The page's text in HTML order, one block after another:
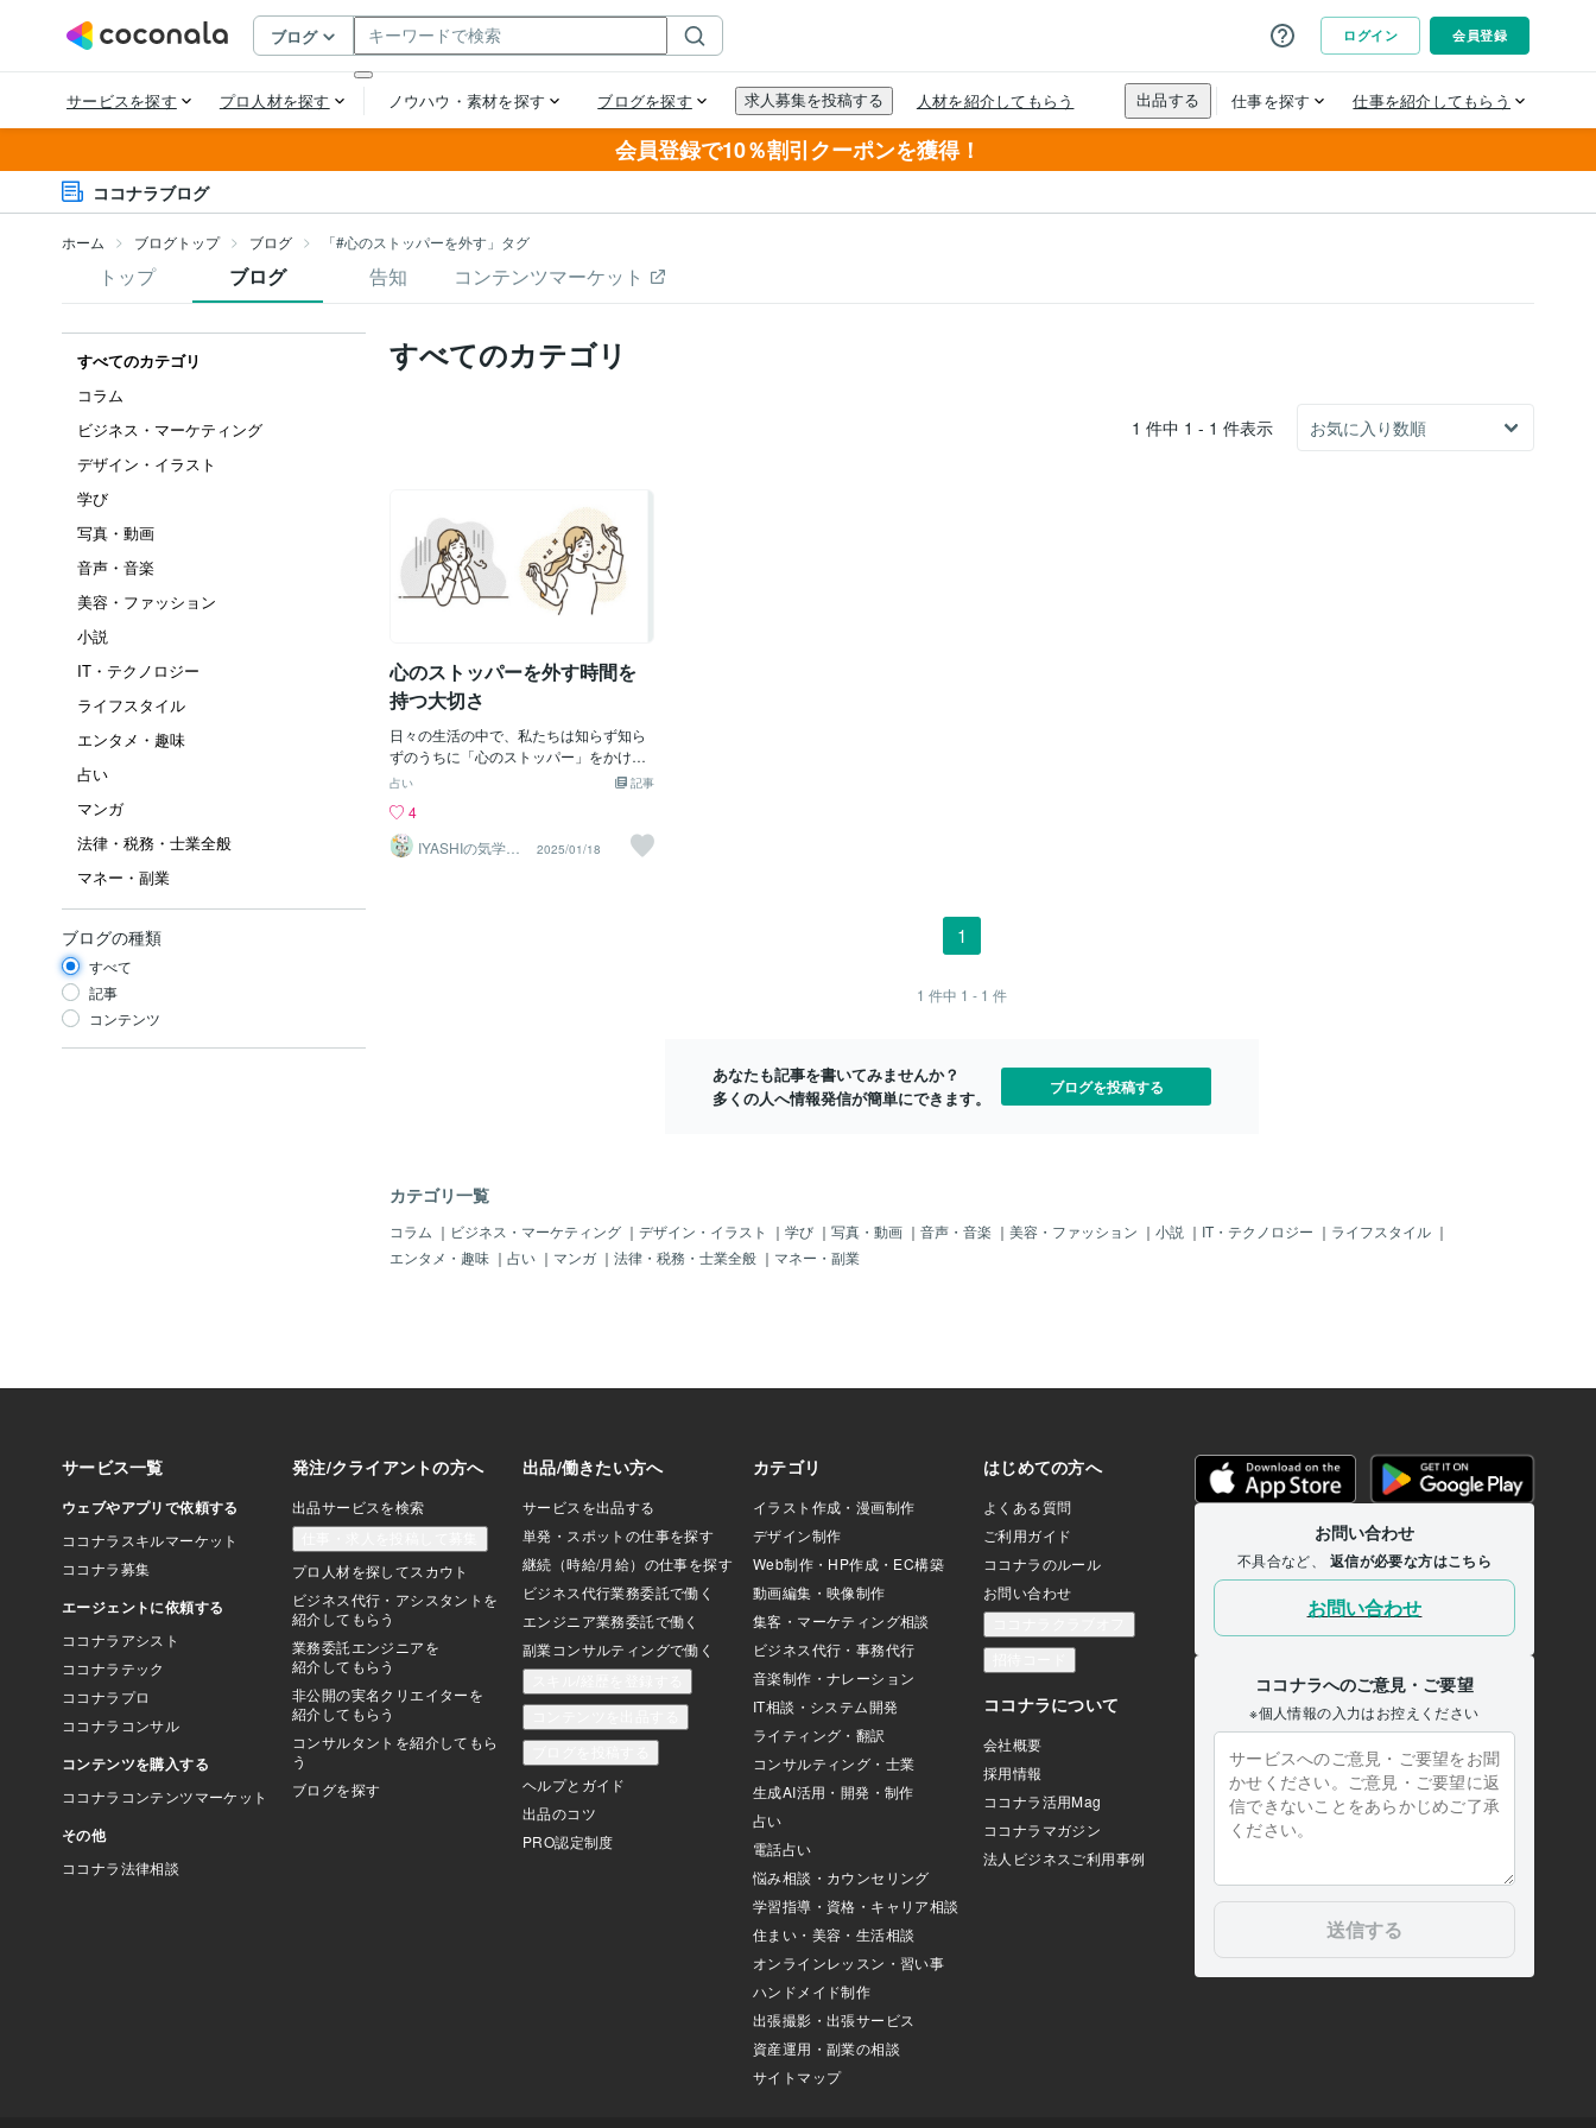
会員登録で10％割引クーポンを獲得！
ココナラブログ
ホーム ブログトップ ブログ 「#心のストッパーを外す」タグ
トップ ブログ 告知 コンテンツマーケット
すべてのカテゴリ
コラム
ビジネス・マーケティング
デザイン・イラスト
学び
写真・動画
音声・音楽
美容・ファッション
小説
IT・テクノロジー
ライフスタイル
エンタメ・趣味
占い
マンガ
法律・税務・士業全般
マネー・副業
ブログの種類
すべて
記事
コンテンツ
すべてのカテゴリ
1 件中 1 - 1 件表示
心のストッパーを外す時間を
持つ大切さ
日々の生活の中で、私たちは知らず知ら
ずのうちに「心のストッパー」をかけて
しまうことがあります。仕事や家庭、周
本音や感情を抑え込んでしまうことは、
誰にでもあるものです。しかし、そうし
て溜め込んだ感情が心の中で圧力とな
るかもしれません。でも、実際には、た
だ「聞いてもらうだけ」で十分な場合が
多いのです。相手がアドバイスをくれる
かどうかは重要ではなく、まずは自分の
心の中にあるものを言葉として外に出す
がら書いていくと、心の中がスッキリし
ていくのを感じられるかもしれません。
4. プロフェッショナルに頼るという選択
信頼できる人が身近にいない場合や、深
い悩みを抱えてい
記事
占い
4
IYASHIの気学
「迅速かつ丁寧
2025/01/18
1
1 件中 1 - 1 件
あなたも記事を書いてみませんか？
多くの人へ情報発信が簡単にできます。
ブログを投稿する
カテゴリ一覧
コラム ｜ ビジネス・マーケティング ｜ デザイン・イラスト ｜ 学び ｜ 写真・動画 ｜ 音声・音楽 ｜ 美容・ファッション ｜ 小説 ｜ IT・テクノロジー ｜ ライフスタイル ｜
エンタメ・趣味 ｜ 占い ｜ マンガ ｜ 法律・税務・士業全般 ｜ マネー・副業